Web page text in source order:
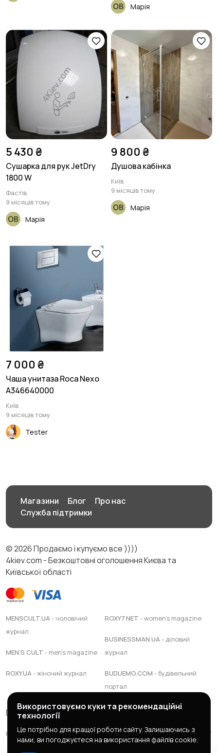
Марія
5 430 ₴
Сушарка для рук JetDry
1800 W
Фастів
9 місяців тому
Марія
9 800 ₴
Душова кабінка
Київ
9 місяців тому
Марія
7 000 ₴
Чаша унитаза Roca Nexo
A346640000
Київ
9 місяців тому
Tester
Магазини Блог
Про нас
Служба підтримки
© 2026 Продаємо і купуємо все ))))
4kiev.com - Безкоштовні оголошення Києва та
Київської області
MENSCULT.UA- чоловічий
журнал
MEN'S CULT - men's magazine
ROXY.UA- жіночий журнал
ROXY7.NET - women's magazine
BUSINESSMAN.UA- діловий
журнал
BUDUEMO.COM - будівельний
портал
Правила сервісу Політика конфіденційності
Юридична підтримка Адвокатське обєднання "ЯАС ПАРТНЕРС"
Використовуємо куки та рекомендаційні
технології
Це потрібно для кращої роботи сайту. Залишаючись з
нами, ви погоджуєтеся на використання файлів cookie.